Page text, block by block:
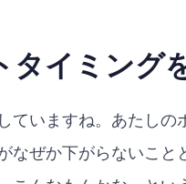
タイミング
ていますね。あたしの
なぜか下がらないこと